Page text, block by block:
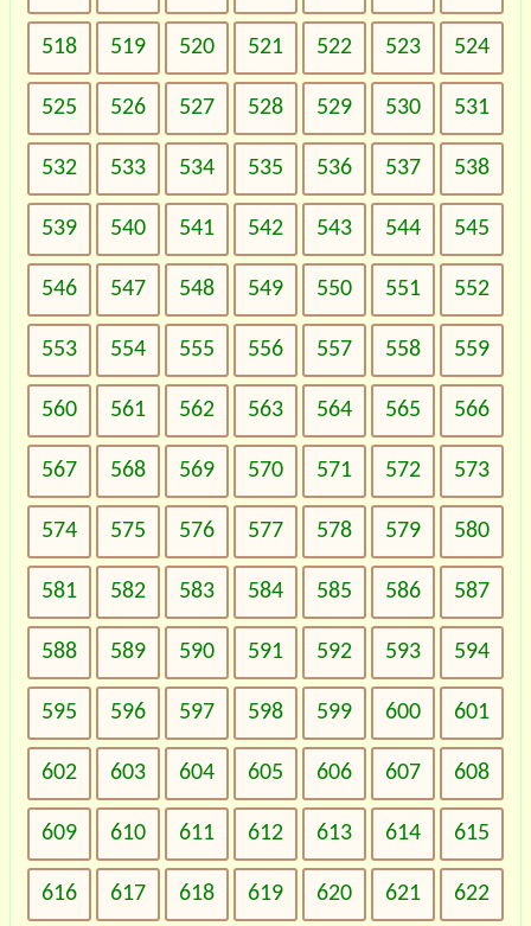
518 519 520 521 522 523 524
525 526 527 528 529 530 531
532 533 534 535 536 537 538
539 540 541 542 543 544 545
546 547 548 549 550 551 552
553 554 555 556 557 558 559
560 561 562 563 564 565 566
567 568 569 570 571 572 573
574 575 576 577 578 579 580
581 582 583 584 585 586 587
588 589 590 591 592 593 594
595 596 597 598 599 600 601
602 603 604 605 606 607 608
609 610 611 612 613 614 615
616 617 618 619 620 621 622